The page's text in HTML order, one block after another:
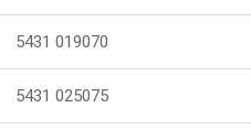
5431 019070
5431 025075